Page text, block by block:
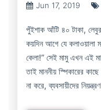
Jun 17, 2019
পুঁইশাক আঁটি ৪০ টাকা,
কয়দিন আগে যে কলাওয়ালা
কেলা!” সেই মামু এখন এই
তাই মাননীয় স্পিকারের
না করে, ব্যবসায়ীদের নিয়ন্ত্রণ